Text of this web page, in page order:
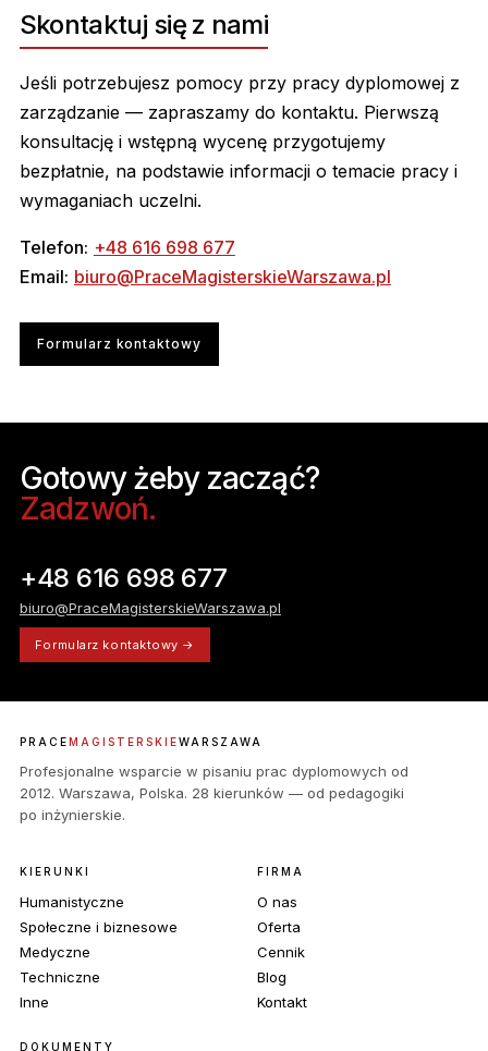
Skontaktuj się z nami
Jeśli potrzebujesz pomocy przy pracy dyplomowej z
zarządzanie — zapraszamy do kontaktu. Pierwszą
konsultację i wstępną wycenę przygotujemy
bezpłatnie, na podstawie informacji o temacie pracy i
wymaganiach uczelni.
Telefon: +48 616 698 677
Email: biuro@PraceMagisterskieWarszawa.pl
Formularz kontaktowy
Gotowy żeby zacząć?
Zadzwoń.
+48 616 698 677
biuro@PraceMagisterskieWarszawa.pl
Formularz kontaktowy →
PRACEMAGISTERSKIEWARSZAWA
Profesjonalne wsparcie w pisaniu prac dyplomowych od
2012. Warszawa, Polska. 28 kierunków — od pedagogiki
po inżynierskie.
KIERUNKI
Humanistyczne
Społeczne i biznesowe
Medyczne
Techniczne
Inne
FIRMA
O nas
Oferta
Cennik
Blog
Kontakt
DOKUMENTY